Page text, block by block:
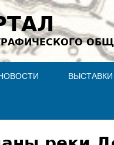
ВЫСТАВКИ